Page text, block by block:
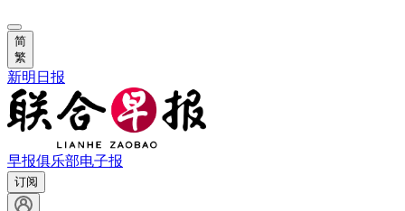
简
繁
新明日报
早报俱乐部电子报
订阅